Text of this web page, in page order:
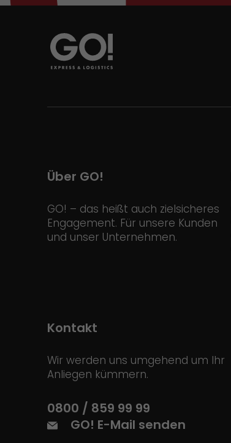
Über GO!
GO! – das heißt auch zielsicheres
Engagement. Für unsere Kunden
und unser Unternehmen.
Kontakt
Wir werden uns umgehend um Ihr
Anliegen kümmern.
0800 / 859 99 99
GO! E-Mail senden